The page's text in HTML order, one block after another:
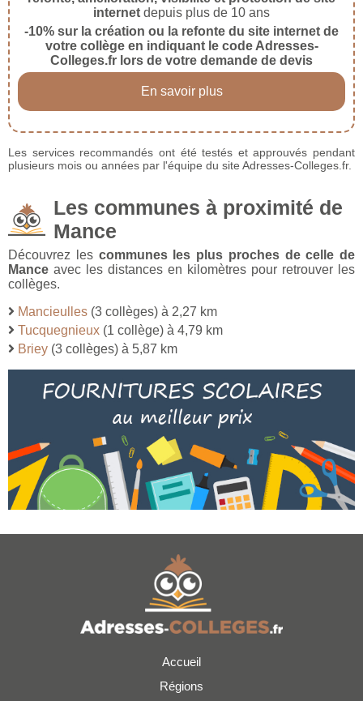
internet depuis plus de 10 ans
-10% sur la création ou la refonte du site internet de
votre collège en indiquant le code Adresses-
Colleges.fr lors de votre demande de devis
En savoir plus
Les services recommandés ont été testés et approuvés pendant
plusieurs mois ou années par l'équipe du site Adresses-Colleges.fr.
Les communes à proximité de
Mance
Découvrez les communes les plus proches de celle de
Mance avec les distances en kilomètres pour retrouver les
collèges.
Mancieulles (3 collèges) à 2,27 km
Tucquegnieux (1 collège) à 4,79 km
Briey (3 collèges) à 5,87 km
Accueil
Régions